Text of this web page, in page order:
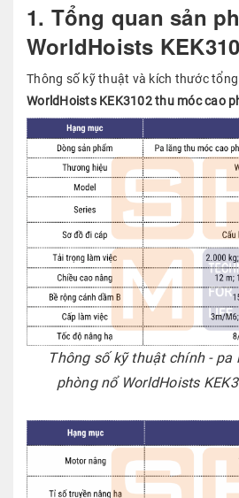
1. Tổng quan sản
WorldHoists
Thông số kỹ thuật và kích thước
WorldHoists KEK3102thu móc cao
Thông số kỹ thuật chính -
phòng nổ WorldHoists